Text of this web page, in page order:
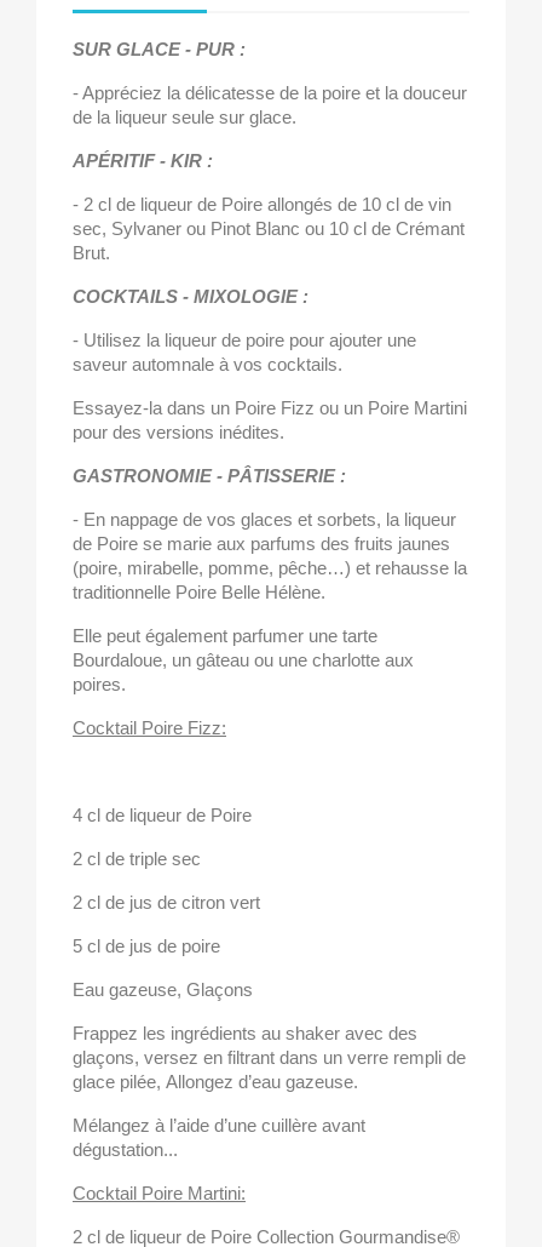
SUR GLACE - PUR :
- Appréciez la délicatesse de la poire et la douceur
de la liqueur seule sur glace.
APÉRITIF - KIR :
- 2 cl de liqueur de Poire allongés de 10 cl de vin
sec, Sylvaner ou Pinot Blanc ou 10 cl de Crémant
Brut.
COCKTAILS - MIXOLOGIE :
- Utilisez la liqueur de poire pour ajouter une
saveur automnale à vos cocktails.
Essayez-la dans un Poire Fizz ou un Poire Martini
pour des versions inédites.
GASTRONOMIE - PÂTISSERIE :
- En nappage de vos glaces et sorbets, la liqueur
de Poire se marie aux parfums des fruits jaunes
(poire, mirabelle, pomme, pêche…) et rehausse la
traditionnelle Poire Belle Hélène.
Elle peut également parfumer une tarte
Bourdaloue, un gâteau ou une charlotte aux
poires.
Cocktail Poire Fizz:
4 cl de liqueur de Poire
2 cl de triple sec
2 cl de jus de citron vert
5 cl de jus de poire
Eau gazeuse, Glaçons
Frappez les ingrédients au shaker avec des
glaçons, versez en filtrant dans un verre rempli de
glace pilée, Allongez d’eau gazeuse.
Mélangez à l’aide d’une cuillère avant
dégustation...
Cocktail Poire Martini:
2 cl de liqueur de Poire Collection Gourmandise®